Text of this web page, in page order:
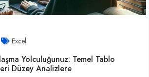
Excel
Yolculuğunuz: Temel Tablo
Düzey Analizlere